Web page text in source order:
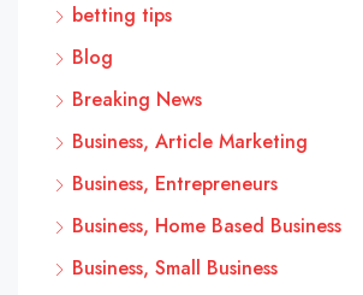
betting tips
Blog
Breaking News
Business, Article Marketing
Business, Entrepreneurs
Business, Home Based Business
Business, Small Business